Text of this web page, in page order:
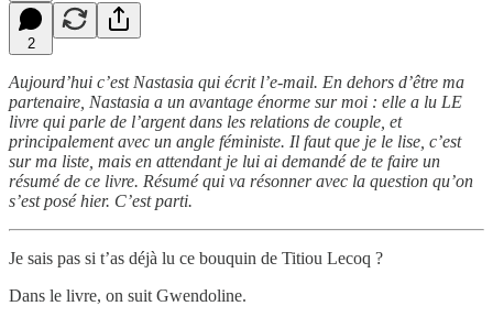
2
Aujourd’hui c’est Nastasia qui écrit l’e-mail. En dehors d’être ma
partenaire, Nastasia a un avantage énorme sur moi : elle a lu LE
livre qui parle de l’argent dans les relations de couple, et
principalement avec un angle féministe. Il faut que je le lise, c’est
sur ma liste, mais en attendant je lui ai demandé de te faire un
résumé de ce livre. Résumé qui va résonner avec la question qu’on
s’est posé hier. C’est parti.
Je sais pas si t’as déjà lu ce bouquin de Titiou Lecoq ?
Dans le livre, on suit Gwendoline.